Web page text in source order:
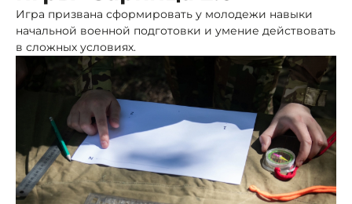
Игра призвана сформировать у молодежи навыки
начальной военной подготовки и умение действовать
в сложных условиях.